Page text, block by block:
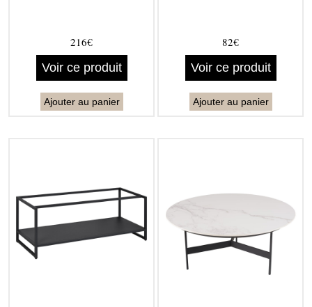
216€
Voir ce produit
Ajouter au panier
82€
Voir ce produit
Ajouter au panier